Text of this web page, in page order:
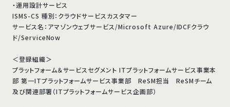
・運用設計サービス
ISMS-CS 種別：クラウドサービスカスタマー
サービス名：アマゾンウェブサービス/Microsoft Azure/IDCFクラウ
ド/ServiceNow
＜登録組織＞
プラットフォーム＆サービスセグメント ITプラットフォームサービス事業本
部 第一ITプラットフォームサービス事業部 ReSM担当 ReSMチーム
及び関連部署（ITプラットフォームサービス企画部）